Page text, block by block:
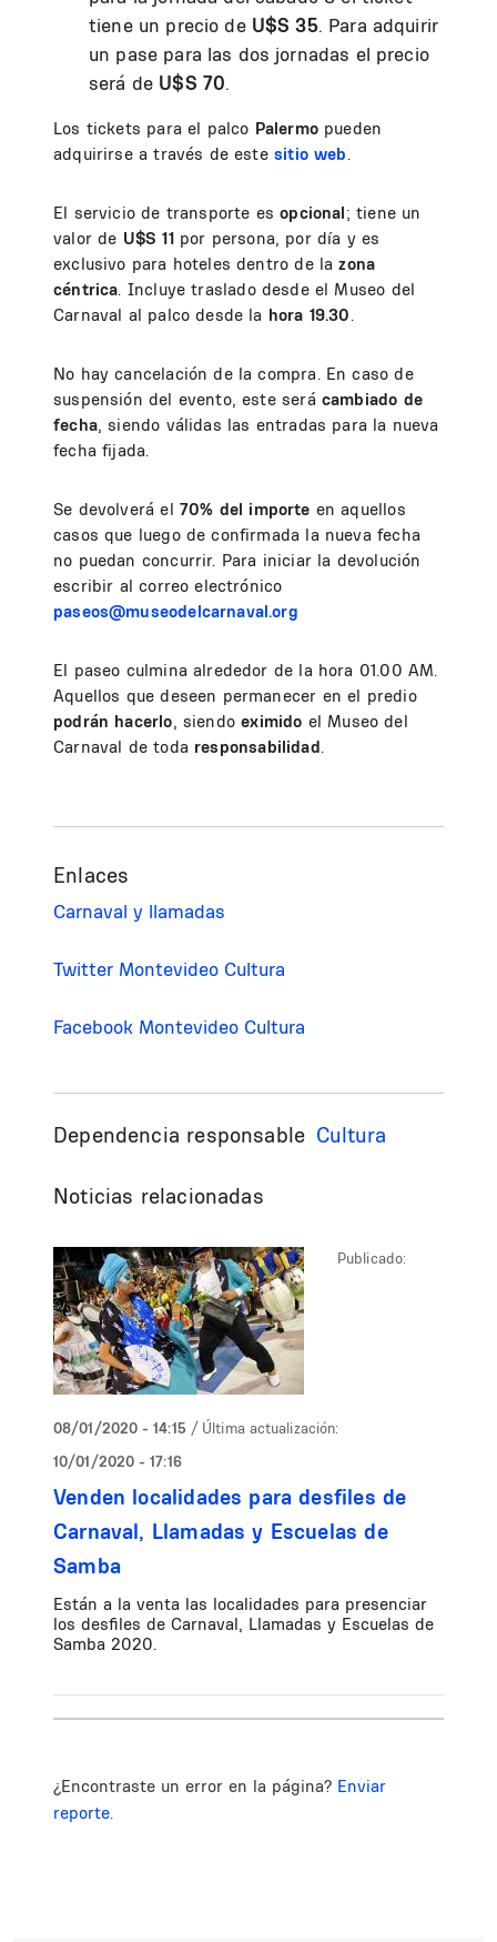
tiene un precio de U$S 35. Para adquirir
un pase para las dos jornadas el precio
será de U$S 70.
Los tickets para el palco Palermopueden
adquirirse a través de estesitio web.
El servicio de transporte esopcional; tiene un
valor de U$S 11por persona, por día y es
exclusivo para hoteles dentro de lazona
céntrica. Incluye traslado desde el Museo del
Carnaval al palco desde la hora 19.30.
No hay cancelación de la compra. En caso de
suspensión del evento, este será cambiado de
fecha, siendo válidas las entradas para la nueva
fecha fijada.
Se devolverá el 70% del importe en aquellos
casos que luego de confirmada la nueva fecha
no puedan concurrir. Para iniciar la devolución
escribir al correo electrónico
paseos@museodelcarnaval.org
El paseo culmina alrededor de la hora 01.00 AM.
Aquellos que deseen permanecer en el predio
podrán hacerlo, siendoeximido el Museo del
Carnaval de toda responsabilidad.
Enlaces
Carnaval y llamadas
Twitter Montevideo Cultura
Facebook Montevideo Cultura
Dependencia responsable Cultura
Noticias relacionadas
Publicado:
08/01/2020 - 14:15 / Última actualización:
10/01/2020 - 17:16
Venden localidades para desfiles de
Carnaval, Llamadas y Escuelas de
Samba
Están a la venta las localidades para presenciar
los desfiles de Carnaval, Llamadas y Escuelas de
Samba 2020.
¿Encontraste un error en la página? Enviar
reporte.